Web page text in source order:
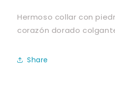
Hermoso collar con
corazón dorado
Share